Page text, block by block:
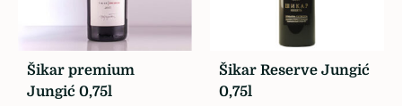
Šikar premium
Jungić 0,75l
Šikar Reserve Jungić
0,75l